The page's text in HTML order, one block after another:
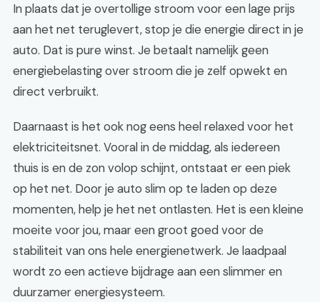
In plaats dat je overtollige stroom voor een lage prijs
aan het net teruglevert, stop je die energie direct in je
auto. Dat is pure winst. Je betaalt namelijk geen
energiebelasting over stroom die je zelf opwekt en
direct verbruikt.
Daarnaast is het ook nog eens heel relaxed voor het
elektriciteitsnet. Vooral in de middag, als iedereen
thuis is en de zon volop schijnt, ontstaat er een piek
op het net. Door je auto slim op te laden op deze
momenten, help je het net ontlasten. Het is een kleine
moeite voor jou, maar een groot goed voor de
stabiliteit van ons hele energienetwerk. Je laadpaal
wordt zo een actieve bijdrage aan een slimmer en
duurzamer energiesysteem.